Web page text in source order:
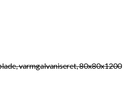
varmgalvaniseret, 80x80x1200